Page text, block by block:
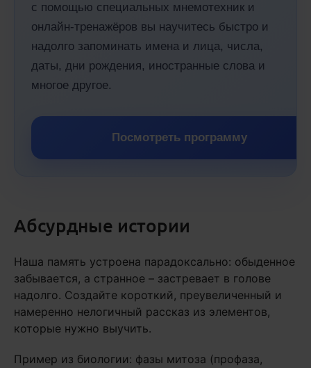
с помощью специальных мнемотехник и
онлайн-тренажёров вы научитесь быстро и
надолго запоминать имена и лица, числа,
даты, дни рождения, иностранные слова и
многое другое.
Посмотреть программу
Абсурдные истории
Наша память устроена парадоксально: обыденное
забывается, а странное – застревает в голове
надолго. Создайте короткий, преувеличенный и
намеренно нелогичный рассказ из элементов,
которые нужно выучить.
Пример из биологии: фазы митоза (профаза,